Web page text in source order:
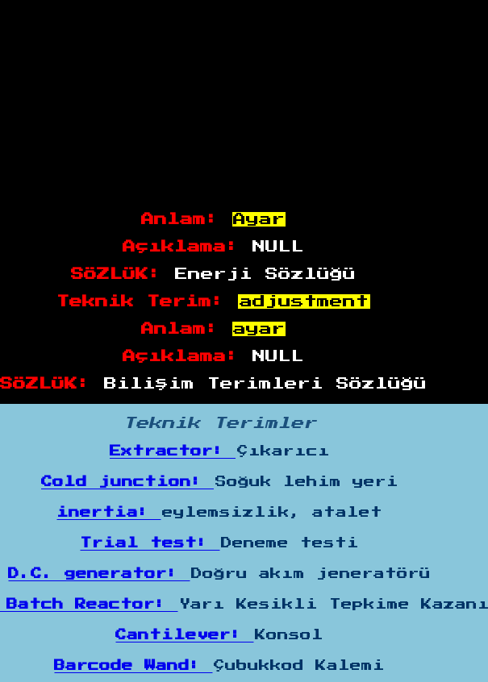
Anlam: Ayar
Açıklama: NULL
SÖZLÜK: Enerji Sözlüğü
Teknik Terim: adjustment
Anlam: ayar
Açıklama: NULL
SÖZLÜK: Bilişim Terimleri Sözlüğü
Teknik Terimler
Extractor: Çıkarıcı
Cold junction: Soğuk lehim yeri
inertia: eylemsizlik, atalet
Trial test: Deneme testi
D.C. generator: Doğru akım jeneratörü
Batch Reactor: Yarı Kesikli Tepkime Kazanı
Cantilever: Konsol
Barcode Wand: Çubukkod Kalemi